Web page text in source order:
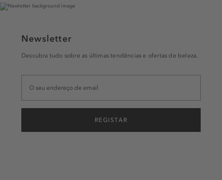
Newsletter
Descubra tudo sobre as últimas tendências e ofertas de beleza.
REGISTAR